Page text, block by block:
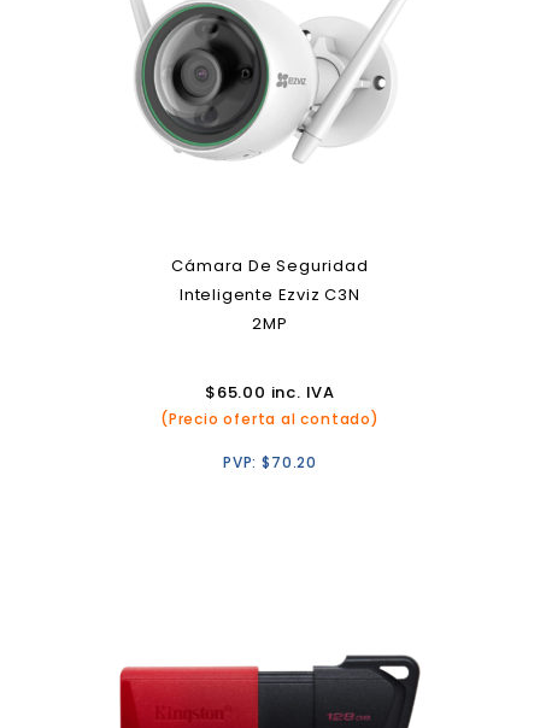
Cámara De Seguridad
Inteligente Ezviz C3N
2MP
$65.00 inc. IVA
(Precio oferta al contado)
PVP:$70.20